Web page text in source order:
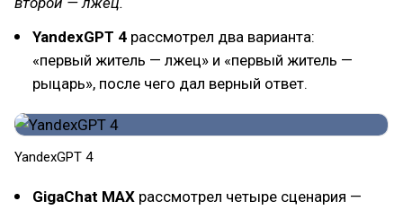
YandexGPT 4 рассмотрел два варианта:
«первый житель — лжец» и «первый житель —
рыцарь», после чего дал верный ответ.
YandexGPT 4
GigaChat MAX рассмотрел четыре сценария —